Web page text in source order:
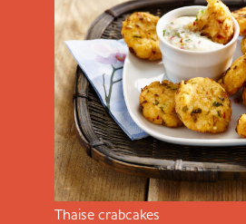
Thaise crabcakes